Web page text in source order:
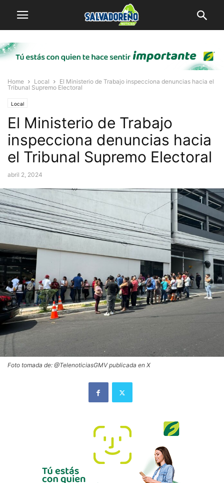
Home Local
El Ministerio de Trabajo inspecciona denuncias hacia el
Tribunal Supremo Electoral
Local
El Ministerio de Trabajo
inspecciona denuncias hacia
el Tribunal Supremo Electoral
abril 2, 2024
Foto tomada de: @TelenoticiasGMV publicada en X